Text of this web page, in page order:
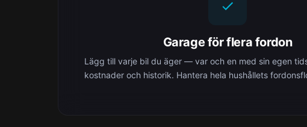
Garage för flera fordon
Lägg till varje bil du äger — var och en med sin egen
kostnader och historik. Hantera hela hushållets